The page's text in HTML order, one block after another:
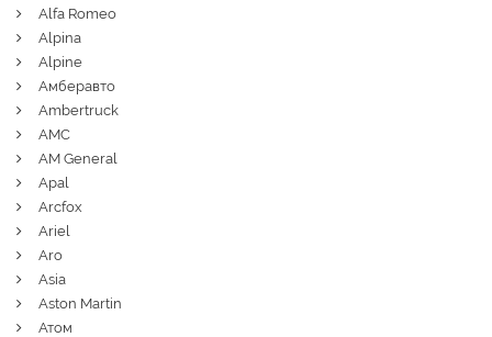
Alfa Romeo
Alpina
Alpine
Амберавто
Ambertruck
AMC
AM General
Apal
Arcfox
Ariel
Aro
Asia
Aston Martin
Атом